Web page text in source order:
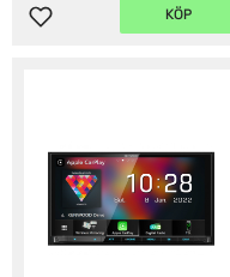
Lägg till i favoriter
KÖP